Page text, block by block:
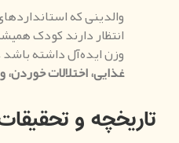
والدینی که
انتظار دارند کودک
وزن ایده‌آل داشته باشد
غذایی، اختلالات
تاریخچه و